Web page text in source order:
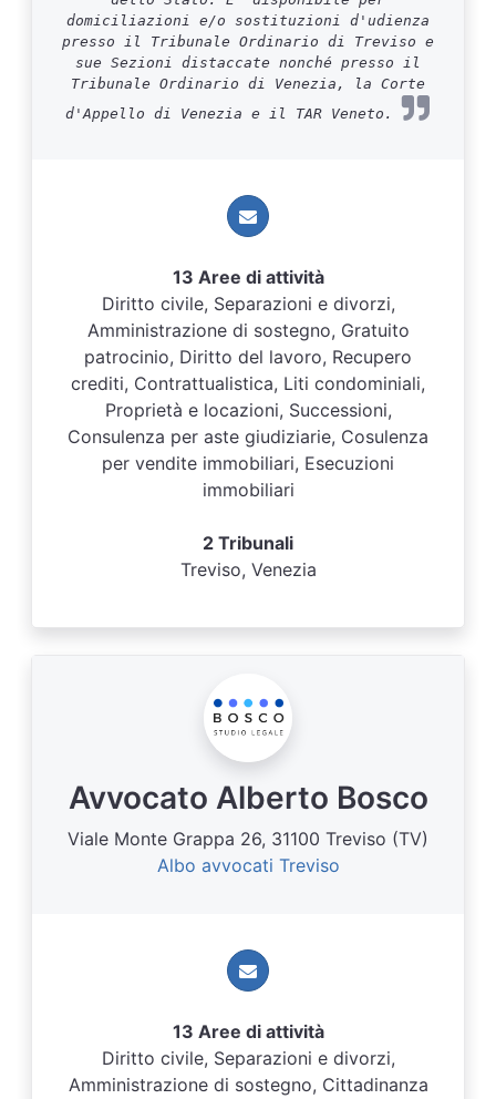
domiciliazioni e/o sostituzioni d'udienza
presso il Tribunale Ordinario di Treviso e
sue Sezioni distaccate nonché presso il
Tribunale Ordinario di Venezia, la Corte
d'Appello di Venezia e il TAR Veneto.
13 Aree di attività
Diritto civile, Separazioni e divorzi,
Amministrazione di sostegno, Gratuito
patrocinio, Diritto del lavoro, Recupero
crediti, Contrattualistica, Liti condominiali,
Proprietà e locazioni, Successioni,
Consulenza per aste giudiziarie, Cosulenza
per vendite immobiliari, Esecuzioni
immobiliari
2 Tribunali
Treviso, Venezia
Avvocato Alberto Bosco
Viale Monte Grappa 26, 31100 Treviso (TV)
Albo avvocati Treviso
13 Aree di attività
Diritto civile, Separazioni e divorzi,
Amministrazione di sostegno, Cittadinanza